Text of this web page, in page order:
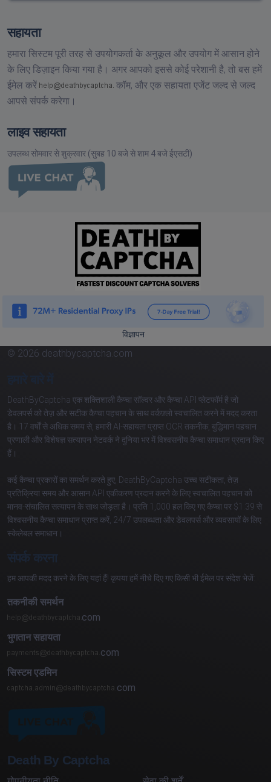
सहायता
हमारा सिस्टम पूरी तरह से उपयोगकर्ता के अनुकूल और उपयोग में आसान होने
के लिए डिज़ाइन किया गया है। अगर आपको इससे कोई परेशानी है, तो बस हमें
ईमेल करें
कॉम, और एक सहायता एजेंट जल्द से जल्द
आपसे संपर्क करेगा।
लाइव सहायता
उपलब्ध सोमवार से शुक्रवार (सुबह 10 बजे से शाम 4 बजे ईएसटी)
विज्ञापन
© 2026 deathbycaptcha.com
DeathByCaptcha एक शक्तिशाली कैप्चा सॉल्वर और कैप्चा API प्लेटफॉर्म है जो
डेवलपर्स को तेज़ और सटीक कैप्चा पहचान के साथ वर्कफ़्लो स्वचालित करने में मदद करता
है। 17 वर्षों से अधिक समय से, हमारी AI-सहायता प्राप्त OCR तकनीक, बुद्धिमान पहचान
प्रणाली और विशेषज्ञ सत्यापन नेटवर्क ने दुनिया भर में विश्वसनीय कैप्चा समाधान प्रदान किए
हैं।
कई कैप्चा प्रकारों का समर्थन करते हुए, DeathByCaptcha उच्च सटीकता, तेज़
प्रतिक्रिया समय और आसान API एकीकरण प्रदान करने के लिए स्वचालित पहचान को
मानव-संचालित सत्यापन के साथ जोड़ता है। प्रति 1,000 हल किए गए कैप्चा पर $1.39 से
विश्वसनीय कैप्चा समाधान प्राप्त करें, 24/7 उपलब्धता और डेवलपर्स और व्यवसायों के लिए
स्केलेबल समाधान।
संपर्क करना
हम आपकी मदद करने के लिए यहां हैं! कृपया हमें नीचे दिए गए किसी भी ईमेल पर संदेश भेजें:
तकनीकी समर्थन
com
भुगतान सहायता
com
सिस्टम एडमिन
com
Death By Captcha